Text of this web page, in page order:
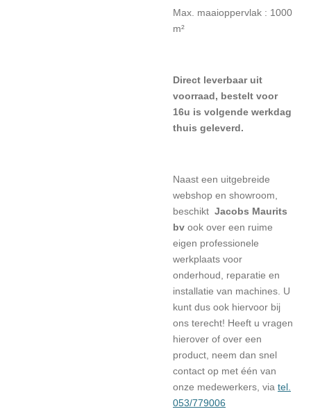
Max. maaioppervlak : 1000
m²
Direct leverbaar uit
voorraad, bestelt voor
16u is volgende werkdag
thuis geleverd.
Naast een uitgebreide
webshop en showroom,
beschikt Jacobs Maurits
bv ook over een ruime
eigen professionele
werkplaats voor
onderhoud, reparatie en
installatie van machines. U
kunt dus ook hiervoor bij
ons terecht! Heeft u vragen
hierover of over een
product, neem dan snel
contact op met één van
onze medewerkers, via tel.
053/779006